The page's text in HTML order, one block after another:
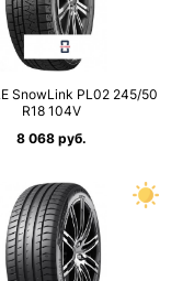
SnowLink PL02 245/50
R18 104V
8 068 руб.